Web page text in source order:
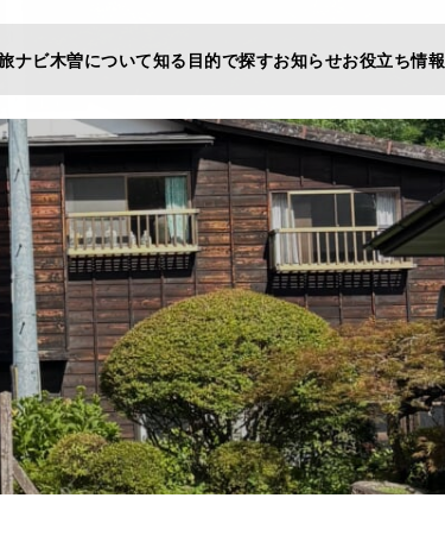
ナビ木曽について知る 目的で探すお知らせお役立ち情報